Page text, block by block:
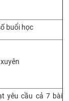
buổi học
yêu cầu cả 7bài